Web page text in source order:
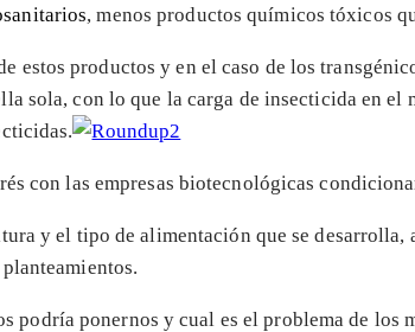
, menos productos químicos tóxicos
estos productos y en el caso de los
sola, con lo que la carga de insecticida en
con las empresas biotecnológicas
y el tipo de alimentación que se desarrolla,
podría ponernos y cual es el problema de los